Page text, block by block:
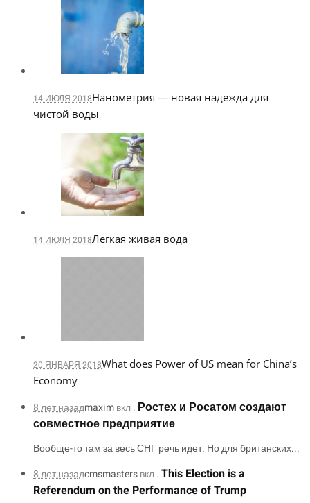
14 ИЮЛЯ 2018Нанометрия — новая надежда для
чистой воды
14 ИЮЛЯ 2018Легкая живая вода
20 ЯНВАРЯ 2018What does Power of US mean for China’s
Economy
8 лет назадmaximвкл . Ростех и Росатом создают
совместное предприятие
Вообще-то там за весь СНГ речь идет. Но для британских...
8 лет назадcmsmastersвкл .This Election is a
Referendum on the Performance of Trump